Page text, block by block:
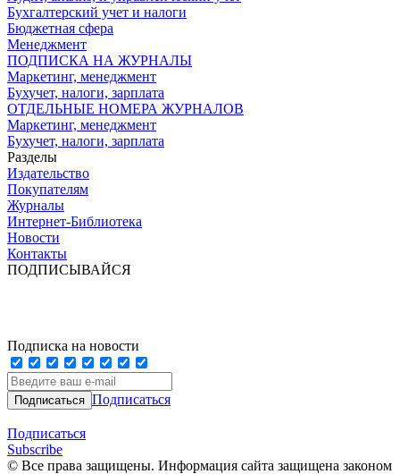
Бухгалтерский учет и налоги
Бюджетная сфера
Менеджмент
ПОДПИСКА НА ЖУРНАЛЫ
Маркетинг, менеджмент
Бухучет, налоги, зарплата
ОТДЕЛЬНЫЕ НОМЕРА ЖУРНАЛОВ
Маркетинг, менеджмент
Бухучет, налоги, зарплата
Разделы
Издательство
Покупателям
Журналы
Интернет-Библиотека
Новости
Контакты
ПОДПИСЫВАЙСЯ
Подписка на новости
Подписаться
Подписаться
Subscribe
© Все права защищены. Информация сайта защищена законом